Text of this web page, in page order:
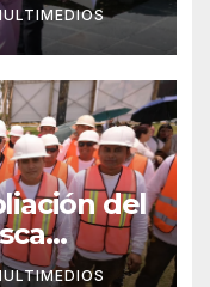
del
en crisis